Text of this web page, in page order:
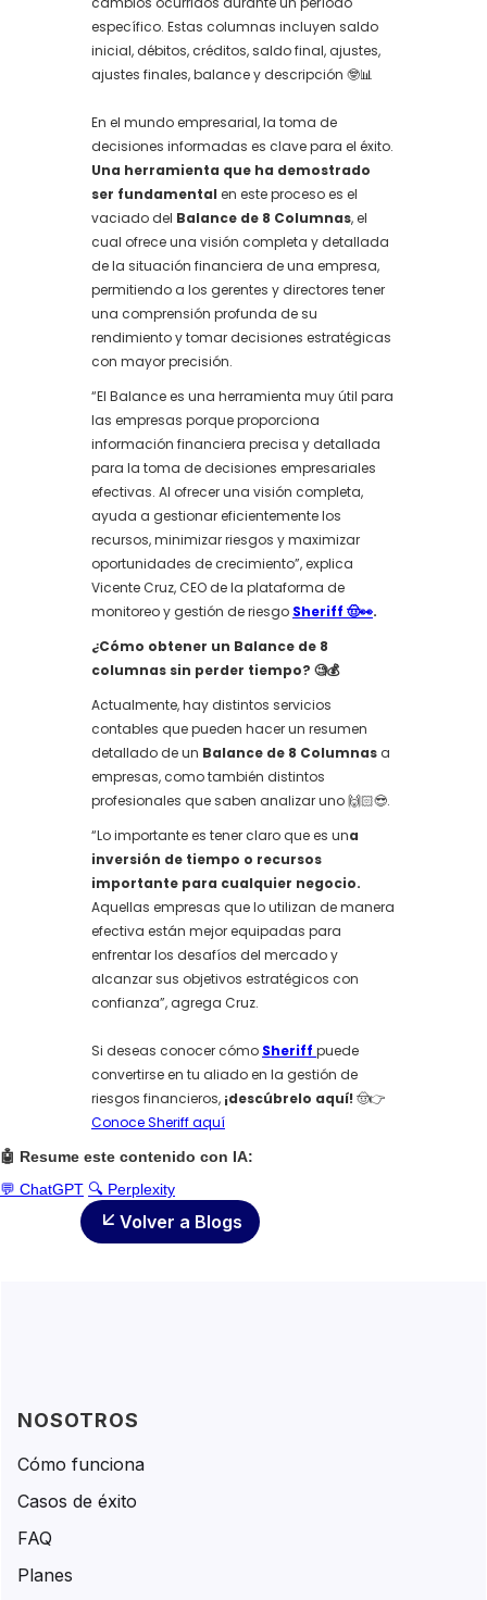
específico. Estas columnas incluyen saldo
inicial, débitos, créditos, saldo final, ajustes,
ajustes finales, balance y descripción 🤓📊
En el mundo empresarial, la toma de
decisiones informadas es clave para el éxito.
Una herramienta que ha demostrado
ser fundamental en este proceso es el
vaciado del Balance de 8 Columnas, el
cual ofrece una visión completa y detallada
de la situación financiera de una empresa,
permitiendo a los gerentes y directores tener
una comprensión profunda de su
rendimiento y tomar decisiones estratégicas
con mayor precisión.
“El Balance es una herramienta muy útil para
las empresas porque proporciona
información financiera precisa y detallada
para la toma de decisiones empresariales
efectivas. Al ofrecer una visión completa,
ayuda a gestionar eficientemente los
recursos, minimizar riesgos y maximizar
oportunidades de crecimiento”, explica
Vicente Cruz, CEO de la plataforma de
monitoreo y gestión de riesgo Sheriff 🤠👀.
¿Cómo obtener un Balance de 8
columnas sin perder tiempo? 🧐💰
Actualmente, hay distintos servicios
contables que pueden hacer un resumen
detallado de un Balance de 8 Columnasa
empresas, como también distintos
profesionales que saben analizar uno 🙌🏻😎.
“Lo importante es tener claro que es una
inversión de tiempo o recursos
importante para cualquier negocio.
Aquellas empresas que lo utilizan de manera
efectiva están mejor equipadas para
enfrentar los desafíos del mercado y
alcanzar sus objetivos estratégicos con
confianza”, agrega Cruz.
Si deseas conocer cómo Sheriff puede
convertirse en tu aliado en la gestión de
riesgos financieros, ¡descúbrelo aquí! 🤠👉
Conoce Sheriff aquí
🤖 Resume este contenido con IA:
💬 ChatGPT 🔍 Perplexity
Volver a Blogs
NOSOTROS
Cómo funciona
Casos de éxito
FAQ
Planes